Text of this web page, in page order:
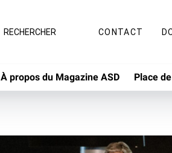
RECHERCHER CONTACT
À propos du Magazine ASD Place